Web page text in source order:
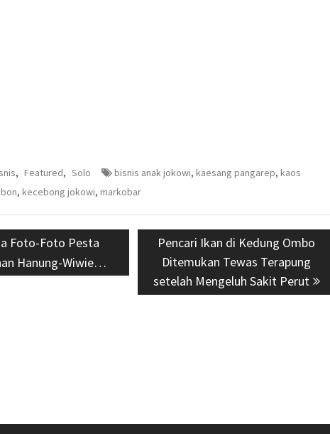
, Featured, Solo bisnis anak jokowi, kaesang pangarep, kaos
, kecebong jokowi, markobar
Foto-Foto Pesta
Hanung-Wiwie…
Next
post:
Pencari Ikan di Kedung Ombo
Ditemukan Tewas Terapung
setelah Mengeluh Sakit Perut